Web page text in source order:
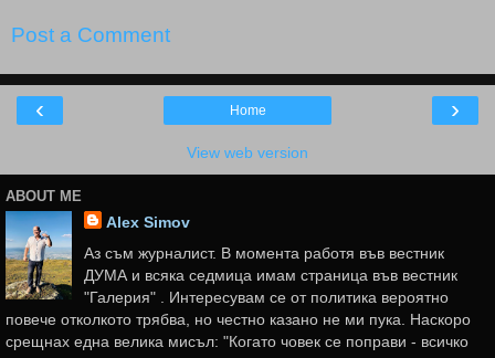
Post a Comment
‹ ›
Home
View web version
ABOUT ME
Alex Simov
Аз съм журналист. В момента работя във вестник
ДУМА и всяка седмица имам страница във вестник
"Галерия" . Интересувам се от политика вероятно
повече отколкото трябва, но честно казано не ми пука. Наскоро
срещнах една велика мисъл: "Когато човек се поправи - всичко